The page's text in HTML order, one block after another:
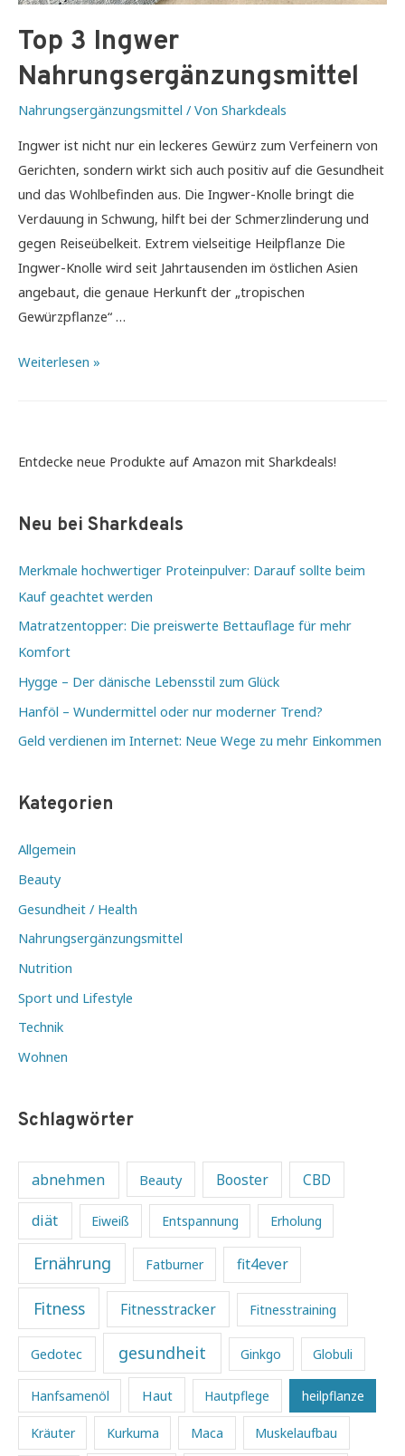
Top 3 Ingwer
Nahrungsergänzungsmittel
Nahrungsergänzungsmittel / Von Sharkdeals
Ingwer ist nicht nur ein leckeres Gewürz zum Verfeinern von
Gerichten, sondern wirkt sich auch positiv auf die Gesundheit
und das Wohlbefinden aus. Die Ingwer-Knolle bringt die
Verdauung in Schwung, hilft bei der Schmerzlinderung und
gegen Reiseübelkeit. Extrem vielseitige Heilpflanze Die
Ingwer-Knolle wird seit Jahrtausenden im östlichen Asien
angebaut, die genaue Herkunft der „tropischen
Gewürzpflanze“ …
Top
Weiterlesen »
Entdecke neue Produkte auf Amazon mit Sharkdeals!
Neu bei Sharkdeals
Merkmale hochwertiger Proteinpulver: Darauf sollte beim
Kauf geachtet werden
Matratzentopper: Die preiswerte Bettauflage für mehr
Komfort
Hygge – Der dänische Lebensstil zum Glück
Hanföl – Wundermittel oder nur moderner Trend?
Geld verdienen im Internet: Neue Wege zu mehr Einkommen
Kategorien
Allgemein
Beauty
Gesundheit / Health
Nahrungsergänzungsmittel
Nutrition
Sport und Lifestyle
Technik
Wohnen
Schlagwörter
abnehmen Beauty Booster CBD
diät Eiweiß Entspannung Erholung
Ernährung Fatburner fit4ever
Fitness Fitnesstracker Fitnesstraining
Gedotec gesundheit Ginkgo Globuli
Hanfsamenöl Haut Hautpflege heilpflanze
Kräuter Kurkuma Maca Muskelaufbau